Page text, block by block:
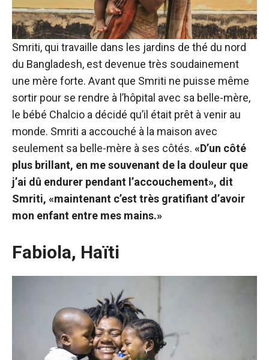
Smriti, qui travaille dans les jardins de thé du nord
du Bangladesh, est devenue très soudainement
une mère forte. Avant que Smriti ne puisse même
sortir pour se rendre à l’hôpital avec sa belle-mère,
le bébé Chalcio a décidé qu’il était prêt à venir au
monde. Smriti a accouché à la maison avec
seulement sa belle-mère à ses côtés. «D’un côté
plus brillant, en me souvenant de la douleur que
j’ai dû endurer pendant l’accouchement», dit
Smriti, «maintenant c’est très gratifiant d’avoir
mon enfant entre mes mains.»
Fabiola, Haïti